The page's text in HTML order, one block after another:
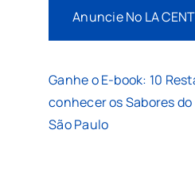
Anuncie No LA
Ganhe o E-book: 10
conhecer os Sabores
São Paulo